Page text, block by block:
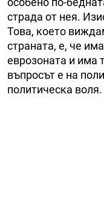
страда от нея.
Това, което
страната, е, че
еврозоната и има
въпросът е на
политическа воля.